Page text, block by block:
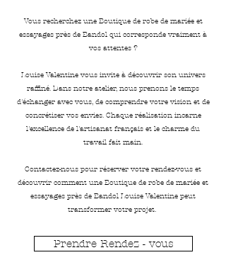
Vous recherchez une Boutique de robe de mariée et
essayages près de Bandol qui corresponde vraiment à
vos attentes ?
Louise Valentine vous invite à découvrir son univers
raffiné. Dans notre atelier, nous prenons le temps
d'échanger avec vous, de comprendre votre vision et de
concrétiser vos envies. Chaque réalisation incarne
l'excellence de l'artisanat français et le charme du
travail fait main.
Contactez-nous pour réserver votre rendez-vous et
découvrir comment une Boutique de robe de mariée et
essayages près de Bandol Louise Valentine peut
transformer votre projet.
Prendre Rendez - vous